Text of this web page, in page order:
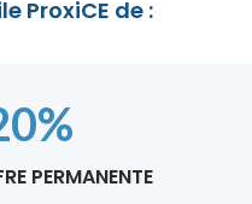
ProxiCE de :
PERMANENTE